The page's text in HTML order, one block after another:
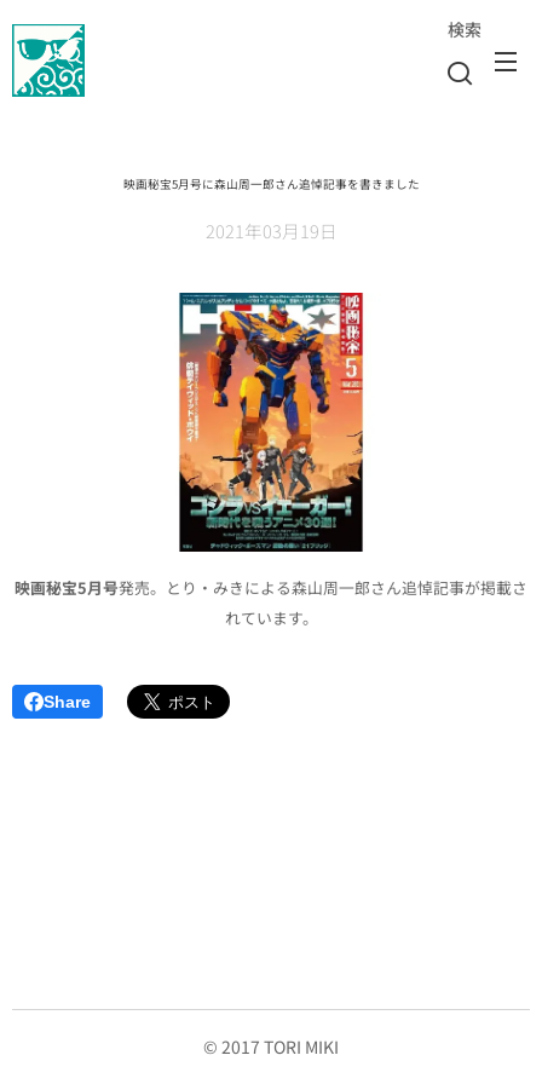
検索
映画秘宝5月号に森山周一郎さん追悼記事を書きました
2021年03月19日
映画秘宝5月号発売。とり・みきによる森山周一郎さん追悼記事が掲載さ
れています。
Share
© 2017 TORI MIKI